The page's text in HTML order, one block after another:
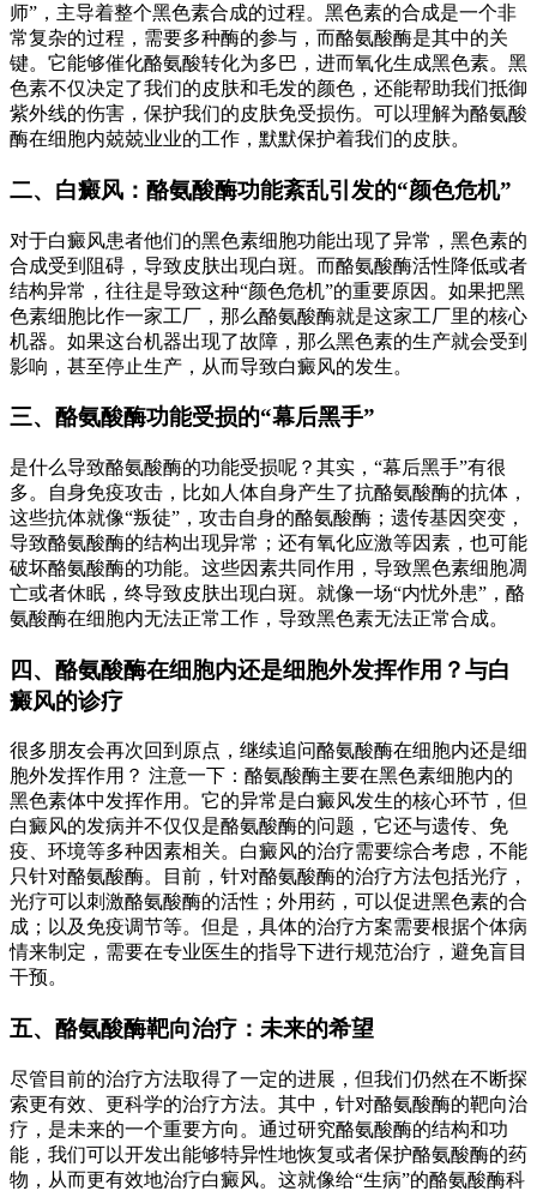
师”，主导着整个黑色素合成的过程。黑色素的合成是一个非
常复杂的过程，需要多种酶的参与，而酪氨酸酶是其中的关
键。它能够催化酪氨酸转化为多巴，进而氧化生成黑色素。黑
色素不仅决定了我们的皮肤和毛发的颜色，还能帮助我们抵御
紫外线的伤害，保护我们的皮肤免受损伤。可以理解为酪氨酸
酶在细胞内兢兢业业的工作，默默保护着我们的皮肤。
二、白癜风：酪氨酸酶功能紊乱引发的“颜色危机”
对于白癜风患者他们的黑色素细胞功能出现了异常，黑色素的
合成受到阻碍，导致皮肤出现白斑。而酪氨酸酶活性降低或者
结构异常，往往是导致这种“颜色危机”的重要原因。如果把黑
色素细胞比作一家工厂，那么酪氨酸酶就是这家工厂里的核心
机器。如果这台机器出现了故障，那么黑色素的生产就会受到
影响，甚至停止生产，从而导致白癜风的发生。
三、酪氨酸酶功能受损的“幕后黑手”
是什么导致酪氨酸酶的功能受损呢？其实，“幕后黑手”有很
多。自身免疫攻击，比如人体自身产生了抗酪氨酸酶的抗体，
这些抗体就像“叛徒”，攻击自身的酪氨酸酶；遗传基因突变，
导致酪氨酸酶的结构出现异常；还有氧化应激等因素，也可能
破坏酪氨酸酶的功能。这些因素共同作用，导致黑色素细胞凋
亡或者休眠，终导致皮肤出现白斑。就像一场“内忧外患”，酪
氨酸酶在细胞内无法正常工作，导致黑色素无法正常合成。
四、酪氨酸酶在细胞内还是细胞外发挥作用？与白
癜风的诊疗
很多朋友会再次回到原点，继续追问酪氨酸酶在细胞内还是细
胞外发挥作用？ 注意一下：酪氨酸酶主要在黑色素细胞内的
黑色素体中发挥作用。它的异常是白癜风发生的核心环节，但
白癜风的发病并不仅仅是酪氨酸酶的问题，它还与遗传、免
疫、环境等多种因素相关。白癜风的治疗需要综合考虑，不能
只针对酪氨酸酶。目前，针对酪氨酸酶的治疗方法包括光疗，
光疗可以刺激酪氨酸酶的活性；外用药，可以促进黑色素的合
成；以及免疫调节等。但是，具体的治疗方案需要根据个体病
情来制定，需要在专业医生的指导下进行规范治疗，避免盲目
干预。
五、酪氨酸酶靶向治疗：未来的希望
尽管目前的治疗方法取得了一定的进展，但我们仍然在不断探
索更有效、更科学的治疗方法。其中，针对酪氨酸酶的靶向治
疗，是未来的一个重要方向。通过研究酪氨酸酶的结构和功
能，我们可以开发出能够特异性地恢复或者保护酪氨酸酶的药
物，从而更有效地治疗白癜风。这就像给“生病”的酪氨酸酶科